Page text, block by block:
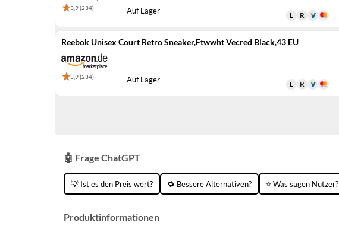
3,9 (234) Auf Lager
Reebok Unisex Court Retro Sneaker,Ftwwht Vecred Black,43 EU
3,9 (234) Auf Lager
🤖 Frage ChatGPT
💡 Ist es den Preis wert? 🔁 Bessere Alternativen? ⭐ Was sagen Nutzer?
Produktinformationen